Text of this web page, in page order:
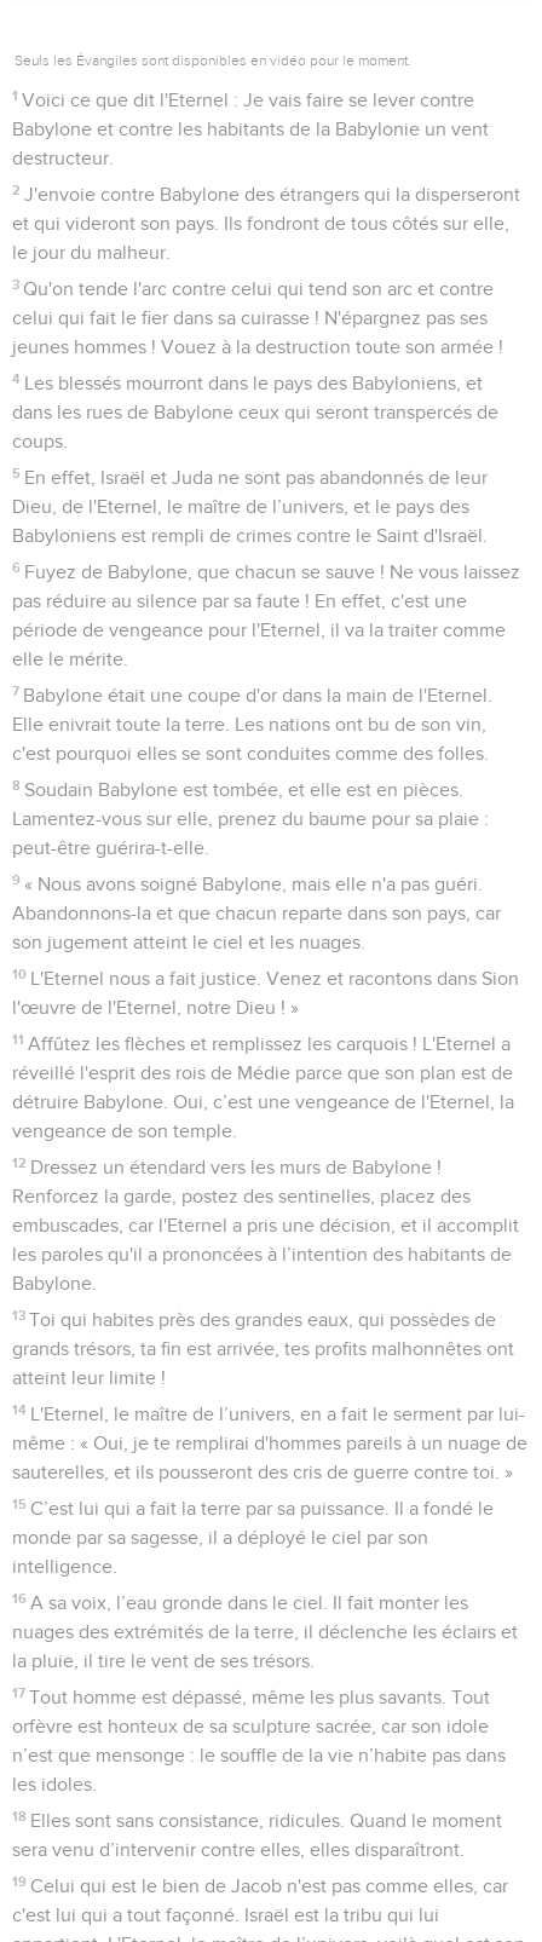
chantait les louanges est conquise ! Comment ! Babylone
n’est plus qu’un sujet de consternation parmi les nations !
42 La mer a envahi Babylone, elle a été submergée par la
masse de ses flots.
43
Ses villes sont dévastées, la terre est devenue aride et
déserte. C'est un pays que plus personne n'habite et où ne
passe plus aucun homme.
44 J’interviendrai contre Bel à Babylone, j'arracherai de sa
bouche ce qu'il a dévoré et les nations n'afflueront plus vers
lui. Même la muraille de Babylone est tombée !
45 *Sortez du milieu d'elle, mon peuple, et que chacun se
sauve loin de la colère ardente de l'Eternel !
46 Que votre cœur ne se trouble pas ! N’ayez pas peur des
rumeurs qui se propageront sur la terre ! Cette année
surviendra une rumeur, l'année suivante une autre rumeur. Il
n’y a que violence sur la terre, à un dominateur succède un
autre dominateur.
47 Voilà pourquoi les jours viennent où j’interviendrai contre
les sculptures sacrées de Babylone. Tout son pays sera
couvert de honte et tous ses blessés mourront au beau
milieu d'elle.
48 Le ciel et la terre, avec tout ce qu’ils contiennent,
pousseront des cris de joie à propos de Babylone lorsque les
dévastateurs fondront sur elle depuis le nord, déclare
l'Eternel.
le prophète
49 Babylone aussi tombera, morts d'Israël, tout comme elle a
fait tomber des morts partout sur la terre.
50 Vous qui avez échappé à l'épée, partez sans tarder ! De la
terre lointaine, souvenez-vous de l'Eternel et n’oubliez pas
Jérusalem !
le peuple de Dieu
51 « Nous étions honteux en entendant les insultes,
l’humiliation couvrait notre visage quand des étrangers ont
pénétré dans le sanctuaire de la maison de l'Eternel. »
le Seigneur
j’interviendrai contre ses sculptures sacrées, et partout dans
son pays des blessés feront entendre leurs gémissements.
ses forteresses inaccessibles du fait de leur hauteur, des
dévastateurs viendront contre elle de ma part, déclare
l'Eternel.
le prophète
dans le pays des Babyloniens.
En effet, l'Eternel dévaste Babylone et fait cesser son
comme de grandes eaux, on entend leur tapage.
Oui, le dévastateur a fondu sur elle, sur Babylone. Ses
guerriers sont capturés, leurs arcs brisés, car l'Eternel est un
comme il le mérite.
ses magistrats et ses guerriers. Ils s'endormiront d'un
sommeil perpétuel et ne se réveilleront plus, déclare le roi,